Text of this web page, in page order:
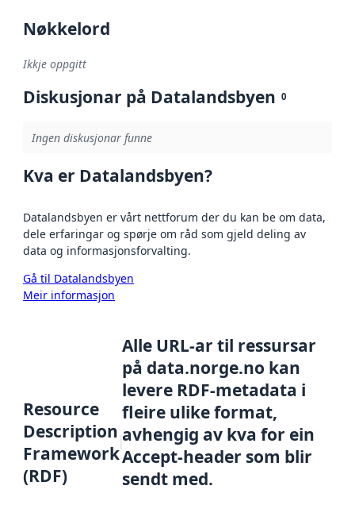
Nøkkelord
Ikkje oppgitt
Diskusjonar på Datalandsbyen 0
Ingen diskusjonar funne
Kva er Datalandsbyen?
Datalandsbyen er vårt nettforum der du kan be om data,
dele erfaringar og spørje om råd som gjeld deling av
data og informasjonsforvalting.
Gå til Datalandsbyen
Meir informasjon
Resource
Description
Framework
(RDF)
Alle URL-ar til ressursar
på data.norge.no kan
levere RDF-metadata i
fleire ulike format,
avhengig av kva for ein
Accept-header som blir
sendt med.